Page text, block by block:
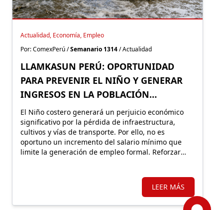
Actualidad, Economía, Empleo
Por: ComexPerú /Semanario 1314/ Actualidad
LLAMKASUN PERÚ: OPORTUNIDAD
PARA PREVENIR EL NIÑO Y GENERAR
INGRESOS EN LA POBLACIÓN
VULNERABLE
El Niño costero generará un perjuicio económico
significativo por la pérdida de infraestructura,
cultivos y vías de transporte. Por ello, no es
oportuno un incremento del salario mínimo que
limite la generación de empleo formal. Reforzar
en simultáneo, avanzar en obras de prevención.
LEER MÁS